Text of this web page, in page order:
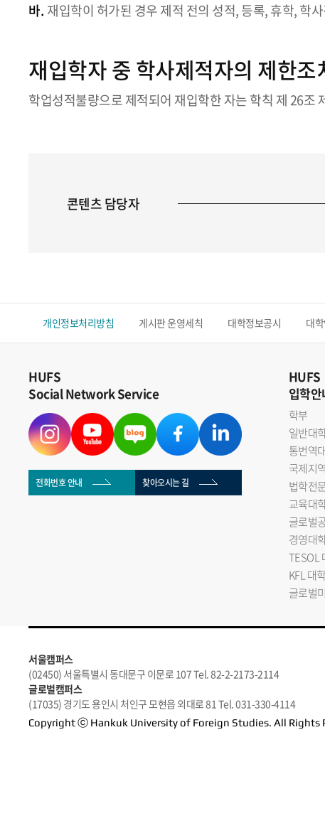
바. 재입학이 허가된 경우 제적 전의 성적, 등록, 휴학, 학
재입학자 중 학사제적자의 제한조
학업성적불량으로 제적되어 재입학한 자는 학칙 제 26조
콘텐츠 담당자
개인정보처리방침 게시판 운영세칙 대학정보공시 대
HUFS
Social Network Service
전화번호 안내 찾아오시는 길
HUFS
입학안
학부
일반대
통번역
국제지
법학전
교육대
글로벌
경영대
TESOL
KFL 대
글로벌
서울캠퍼스
(02450) 서울특별시 동대문구 이문로 107 Tel. 82-2-2173-2114
글로벌캠퍼스
(17035) 경기도 용인시 처인구 모현읍 외대로 81 Tel. 031-330-4114
Copyright ⓒ Hankuk University of Foreign Studies. All Rights